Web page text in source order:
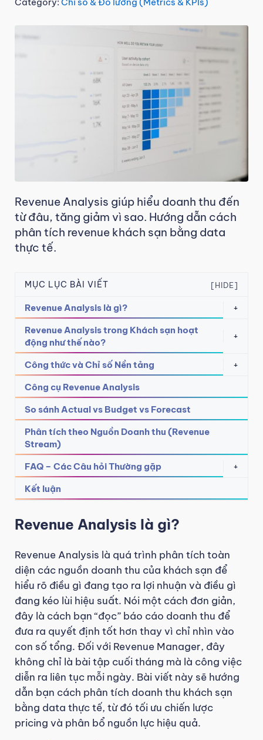
Revenue Analysis giúp hiểu doanh thu đến
từ đâu, tăng giảm vì sao. Hướng dẫn cách
phân tích revenue khách sạn bằng data
thực tế.
MỤC LỤC BÀI VIẾT [HIDE]
Revenue Analysis là gì?
+
Revenue Analysis trong Khách sạn hoạt
động như thế nào?
+
Công thức và Chỉ số Nền tảng
+
Công cụ Revenue Analysis
So sánh Actual vs Budget vs Forecast
Phân tích theo Nguồn Doanh thu (Revenue
Stream)
FAQ – Các Câu hỏi Thường gặp
+
Kết luận
Revenue Analysis là gì?
Revenue Analysis là quá trình phân tích toàn
diện các nguồn doanh thu của khách sạn để
hiểu rõ điều gì đang tạo ra lợi nhuận và điều gì
đang kéo lùi hiệu suất. Nói một cách đơn giản,
đây là cách bạn “đọc” báo cáo doanh thu để
đưa ra quyết định tốt hơn thay vì chỉ nhìn vào
con số tổng. Đối với Revenue Manager, đây
không chỉ là bài tập cuối tháng mà là công việc
diễn ra liên tục mỗi ngày. Bài viết này sẽ hướng
dẫn bạn cách phân tích doanh thu khách sạn
bằng data thực tế, từ đó tối ưu chiến lược
pricing và phân bổ nguồn lực hiệu quả.